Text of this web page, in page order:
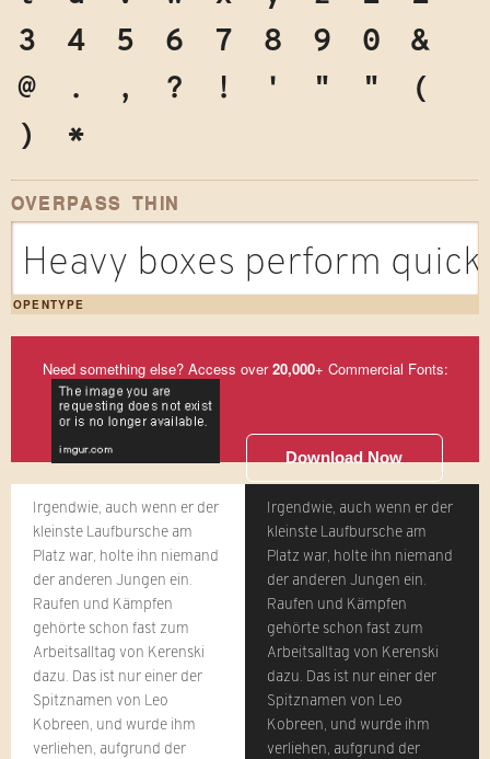
3
4 5 6 7 8 9 0
&
@
. , ? ! ' " "
(
)
*
OVERPASS THIN
Heavy boxes perform
OPENTYPE
Need something else? Access over20,000+ Commercial Fonts:
Download Now
Irgendwie, auch wenn er der
kleinste Laufbursche am
Platz war, holte ihn niemand
der anderen Jungen ein.
Raufen und Kämpfen
gehörte schon fast zum
Arbeitsalltag von Kerenski
dazu. Das ist nur einer der
Spitznamen von Leo
Kobreen, und wurde ihm
verliehen, aufgrund der
Irgendwie, auch wenn er der
kleinste Laufbursche am
Platz war, holte ihn niemand
der anderen Jungen ein.
Raufen und Kämpfen
gehörte schon fast zum
Arbeitsalltag von Kerenski
dazu. Das ist nur einer der
Spitznamen von Leo
Kobreen, und wurde ihm
verliehen, aufgrund der